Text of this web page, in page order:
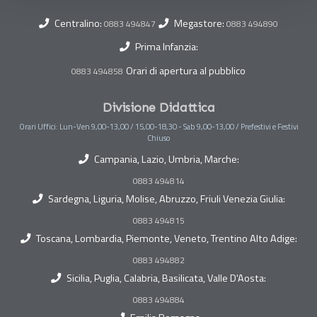
Centralino: 0883 494847 Megastore: 0883 494890
Prima Infanzia:
0883 494858 Orari di apertura al pubblico
Divisione Didattica
Orari Uffici: Lun-Ven 9,00-13,00 / 15,00-18,30 - Sab 9,00-13,00 / Prefestivi e Festivi
Chiuso
Campania, Lazio, Umbria, Marche:
0883 494814
Sardegna, Liguria, Molise, Abruzzo, Friuli Venezia Giulia:
0883 494815
Toscana, Lombardia, Piemonte, Veneto, Trentino Alto Adige:
0883 494882
Sicilia, Puglia, Calabria, Basilicata, Valle D'Aosta:
0883 494884